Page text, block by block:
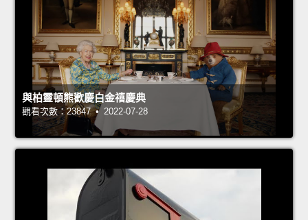
與柏靈頓熊歡慶白金禧慶典
觀看次數：23847 • 2022-07-28